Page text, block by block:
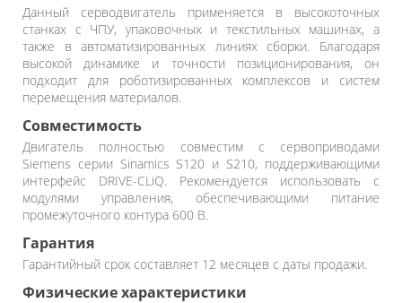
Данный серводвигатель применяется в высокоточных
станках с ЧПУ, упаковочных и текстильных машинах, а
также в автоматизированных линиях сборки. Благодаря
высокой динамике и точности позиционирования, он
подходит для роботизированных комплексов и систем
перемещения материалов.
Совместимость
Двигатель полностью совместим с сервоприводами
Siemens серии Sinamics S120 и S210, поддерживающими
интерфейс DRIVE-CLiQ. Рекомендуется использовать с
модулями управления, обеспечивающими питание
промежуточного контура 600 В.
Гарантия
Гарантийный срок составляет 12 месяцев с даты продажи.
Физические характеристики